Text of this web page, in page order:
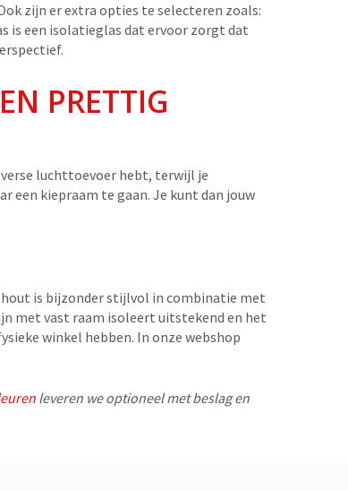
zijn er extra opties te selecteren zoals:
is een isolatieglas dat ervoor zorgt dat
PRETTIG
luchttoevoer hebt, terwijl je
een kiepraam te gaan. Je kunt dan jouw
is bijzonder stijlvol in combinatie met
met vast raam isoleert uitstekend en het
winkel hebben. In onze webshop
leveren we optioneel met beslag en